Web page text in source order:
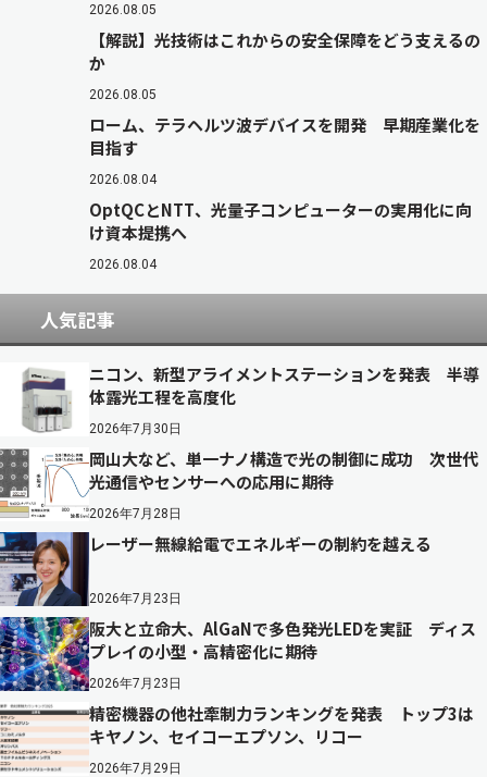
2026.08.05
【解説】光技術はこれからの安全保障をどう支えるの
か
2026.08.05
ローム、テラヘルツ波デバイスを開発 早期産業化を
目指す
2026.08.04
OptQCとNTT、光量子コンピューターの実用化に向
け資本提携へ
2026.08.04
人気記事
ニコン、新型アライメントステーションを発表 半導
体露光工程を高度化
2026年7月30日
岡山大など、単一ナノ構造で光の制御に成功 次世代
光通信やセンサーへの応用に期待
2026年7月28日
レーザー無線給電でエネルギーの制約を越える
2026年7月23日
阪大と立命大、AlGaNで多色発光LEDを実証 ディス
プレイの小型・高精密化に期待
2026年7月23日
精密機器の他社牽制力ランキングを発表 トップ3は
キヤノン、セイコーエプソン、リコー
2026年7月29日